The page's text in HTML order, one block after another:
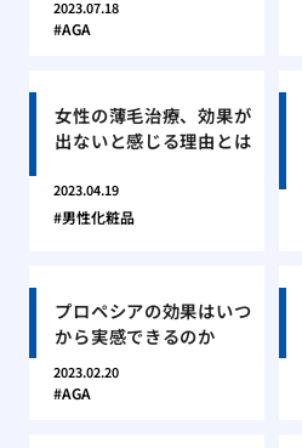
2023.07.18
AGA
女性の薄毛治療、効果が
出ないと感じる理由とは
2023.04.19
男性化粧品
プロペシアの効果はいつ
から実感できるのか
2023.02.20
AGA